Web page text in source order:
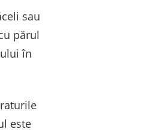
sau
părul
în
este